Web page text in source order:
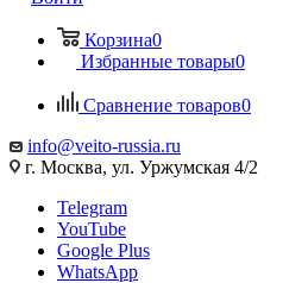
Корзина0
Избранные товары0
Сравнение товаров0
info@veito-russia.ru
г. Москва, ул. Уржумская 4/2
Telegram
YouTube
Google Plus
WhatsApp